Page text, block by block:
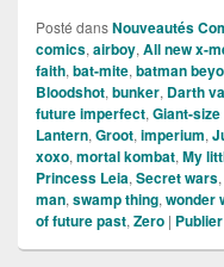
Posté dansNouveautés
comics,airboy,All new x-
faith,bat-mite,batman
Bloodshot,bunker, Darth
future imperfect,Giant-
Lantern,Groot,imperium,
xoxo,mortal kombat,My
Princess Leia,Secret wars,
man,swamp thing,wonder
of future past,Zero |